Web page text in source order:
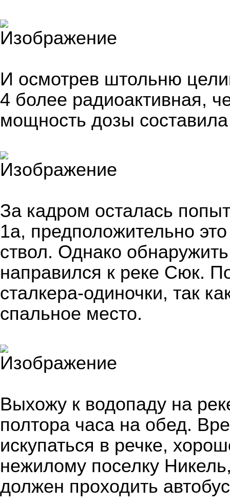
И осмотрев штольню
4 более радиоактивная,
мощность дозы
За кадром осталась
1а, предположительно
ствол. Однако
направился к реке Сюк.
сталкера-одиночки, так
спальное место.
Выхожу к водопаду на
полтора часа на обед.
искупаться в речке,
нежилому поселку
должен проходить